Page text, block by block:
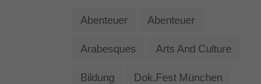
Abenteuer Abenteuer
Arabesques Arts And Culture
Bildung Dok.fest München